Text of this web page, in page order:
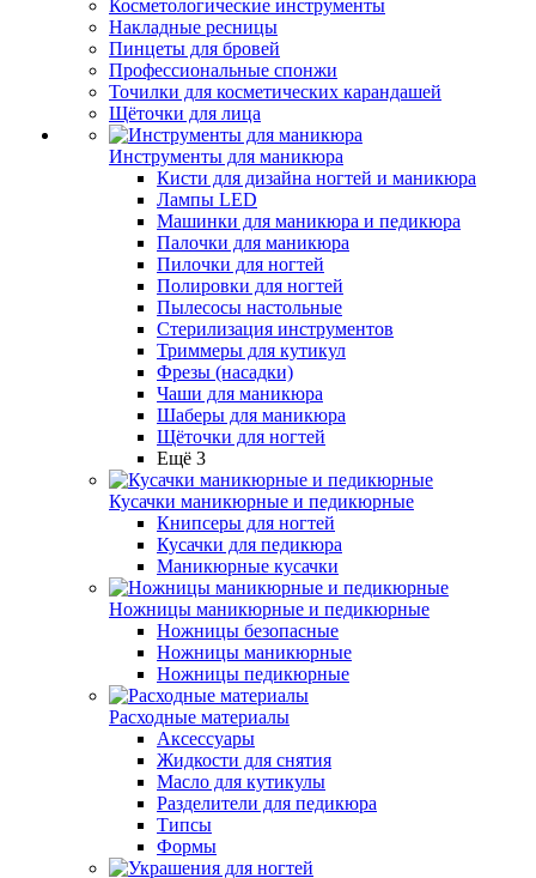
Косметологические инструменты
Накладные ресницы
Пинцеты для бровей
Профессиональные спонжи
Точилки для косметических карандашей
Щёточки для лица
Инструменты для маникюра
Кисти для дизайна ногтей и маникюра
Лампы LED
Машинки для маникюра и педикюра
Палочки для маникюра
Пилочки для ногтей
Полировки для ногтей
Пылесосы настольные
Стерилизация инструментов
Триммеры для кутикул
Фрезы (насадки)
Чаши для маникюра
Шаберы для маникюра
Щёточки для ногтей
Ещё 3
Кусачки маникюрные и педикюрные
Книпсеры для ногтей
Кусачки для педикюра
Маникюрные кусачки
Ножницы маникюрные и педикюрные
Ножницы безопасные
Ножницы маникюрные
Ножницы педикюрные
Расходные материалы
Аксессуары
Жидкости для снятия
Масло для кутикулы
Разделители для педикюра
Типсы
Формы